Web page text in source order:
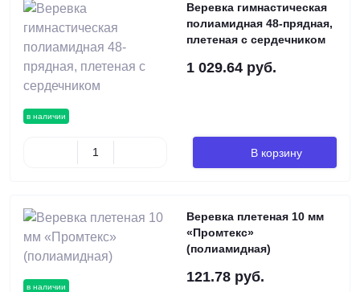
в наличии
Веревка гимнастическая
полиамидная 48-прядная,
плетеная с сердечником
1 029.64 руб.
В корзину
в наличии
Веревка плетеная 10 мм
«Промтекс»
(полиамидная)
121.78 руб.